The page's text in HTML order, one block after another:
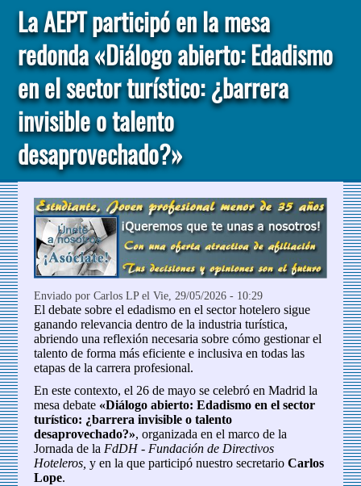
La AEPT participó en la mesa
redonda «Diálogo abierto: Edadismo
en el sector turístico: ¿barrera
invisible o talento
desaprovechado?»
Enviado porCarlos LPel Vie, 29/05/2026 - 10:29
El debate sobre el edadismo en el sector hotelero sigue
ganando relevancia dentro de la industria turística,
abriendo una reflexión necesaria sobre cómo gestionar el
talento de forma más eficiente e inclusiva en todas las
etapas de la carrera profesional.
En este contexto, el 26 de mayo se celebró en Madrid la
mesa debate «Diálogo abierto: Edadismo en el sector
turístico: ¿barrera invisible o talento
desaprovechado?», organizada en el marco de la
Jornada de la FdDH - Fundación de Directivos
Hoteleros,y en la que participó nuestro secretarioCarlos
Lope.